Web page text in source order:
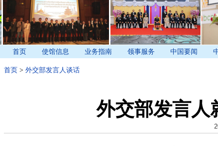
首页 使馆信息 业务指南 领事服务 中国要闻
首页 > 外交部发言人谈话
外交部发言人